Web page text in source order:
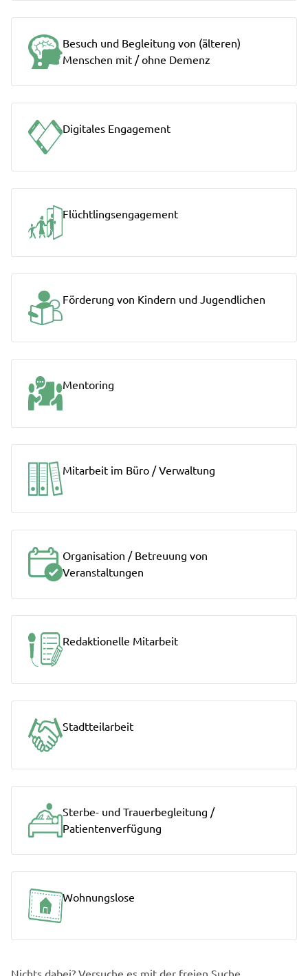
Besuch und Begleitung von (älteren)
Menschen mit / ohne Demenz
Digitales Engagement
Flüchtlingsengagement
Förderung von Kindern und Jugendlichen
Mentoring
Mitarbeit im Büro / Verwaltung
Organisation / Betreuung von
Veranstaltungen
Redaktionelle Mitarbeit
Stadtteilarbeit
Sterbe- und Trauerbegleitung /
Patientenverfügung
Wohnungslose
Nichts dabei? Versuche es mit der freien Suche